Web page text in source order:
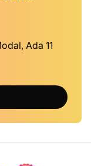
Ada 11